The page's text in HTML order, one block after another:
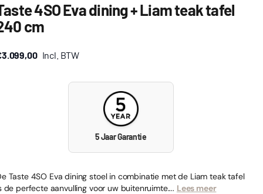
4SO Eva dining + Liam teak tafel
cm
Incl. BTW
5 Jaar Garantie
Taste 4SO Eva dining stoel in combinatie met de Liam teak tafel
de perfecte aanvulling voor uw buitenruimte.... Lees meer